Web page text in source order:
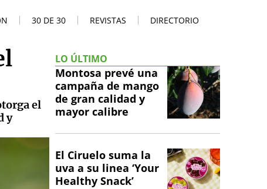
30 DE 30 REVISTAS DIRECTORIO
el
y
LO ÚLTIMO
Montosa prevé una
campaña de mango
de gran calidad y
mayor calibre
El Ciruelo suma la
uva a su linea ‘Your
Healthy Snack’